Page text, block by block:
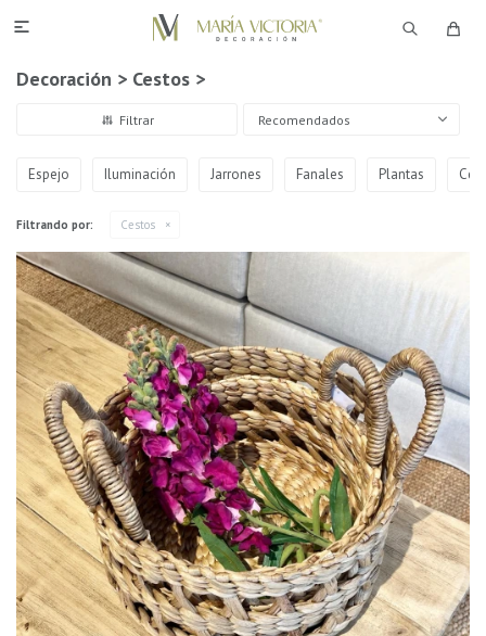

Decoración > Cestos >
Recomendados
Espejo Iluminación Jarrones Fanales Plantas
Filtrando por: Cestos